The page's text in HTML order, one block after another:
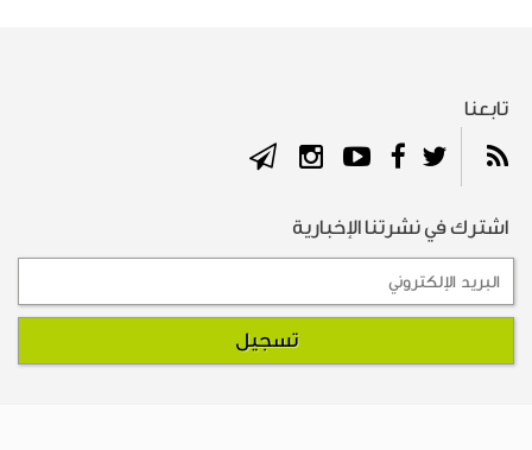
تابعنا
اشترك في نشرتنا الإخبارية